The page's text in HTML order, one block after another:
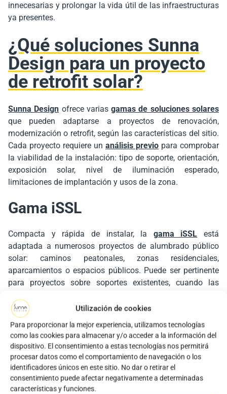
Utilización de cookies
Para proporcionar la mejor experiencia, utilizamos tecnologías
como las cookies para almacenar y/o acceder a la información del
dispositivo. El consentimiento a estas tecnologías nos permitirá
procesar datos como el comportamiento de navegación o los
identificadores únicos en este sitio. No dar o retirar el
consentimiento puede afectar negativamente a determinadas
características y funciones.
innecesarias y prolongar la vida útil de las infraestructuras
ya presentes.
¿Qué soluciones Sunna
Design para un proyecto
de retrofit solar?
Sunna Design ofrece variasgamas de soluciones solares
que pueden adaptarse a proyectos de renovación,
modernización o retrofit, según las características del sitio.
Cada proyecto requiere un análisis previo para comprobar
la viabilidad de la instalación: tipo de soporte, orientación,
exposición solar, nivel de iluminación esperado,
limitaciones de implantación y usos de la zona.
Gama iSSL
Compacta y rápida de instalar, la gama iSSL está
adaptada a numerosos proyectos de alumbrado público
solar: caminos peatonales, zonas residenciales,
aparcamientos o espacios públicos. Puede ser pertinente
para proyectos sobre soportes existentes, cuando las
Gama UP
Polivalente y eficiente, lagama UPresponde a
necesidades variadas: calles, carreteras, carriles bici,
aparcamientos, caminos o sitios aislados. Gracias a sus
paneles solares inclinables, permite optimizar la